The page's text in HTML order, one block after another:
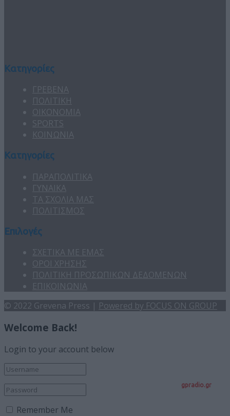
Κατηγορίες
ΓΡΕΒΕΝΑ
ΠΟΛΙΤΙΚΗ
ΟΙΚΟΝΟΜΙΑ
SPORTS
ΚΟΙΝΩΝΙΑ
Κατηγορίες
ΠΑΡΑΠΟΛΙΤΙΚΑ
ΓΥΝΑΙΚΑ
ΤΑ ΣΧΟΛΙΑ ΜΑΣ
ΠΟΛΙΤΙΣΜΟΣ
Επιλογές
ΣΧΕΤΙΚΑ ΜΕ ΕΜΑΣ
ΟΡΟΙ ΧΡΗΣΗΣ
ΠΟΛΙΤΙΚΗ ΠΡΟΣΩΠΙΚΩΝ ΔΕΔΟΜΕΝΩΝ
ΕΠΙΚΟΙΝΩΝΙΑ
© 2022 Grevena Press | Powered by FOCUS ON GROUP
Welcome Back!
Login to your account below
Remember Me
gpradio.gr